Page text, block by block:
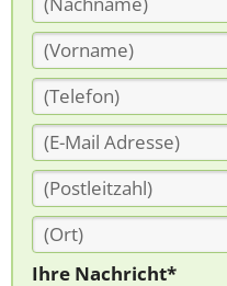
Ihre Nachricht*